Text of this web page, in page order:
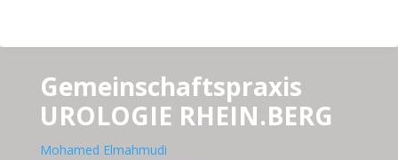
Gemeinschaftspraxis
UROLOGIE RHEIN.BERG
Mohamed Elmahmudi